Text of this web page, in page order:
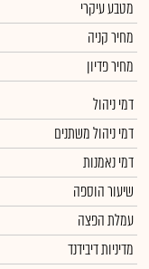
מטבע עיקרי
מחיר קניה
מחיר פדיון
דמי ניהול
דמי ניהול משתנים
דמי נאמנות
שיעור הוספה
עמלת הפצה
מדיניות דיבידנד